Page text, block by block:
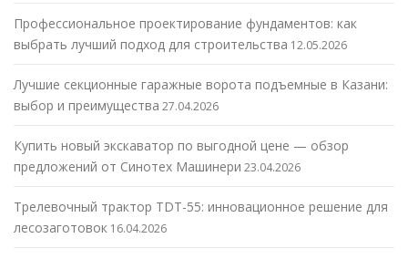
Профессиональное проектирование фундаментов: как
выбрать лучший подход для строительства 12.05.2026
Лучшие секционные гаражные ворота подъемные в Казани:
выбор и преимущества 27.04.2026
Купить новый экскаватор по выгодной цене — обзор
предложений от Синотех Машинери 23.04.2026
Трелевочный трактор TDT-55: инновационное решение для
лесозаготовок 16.04.2026